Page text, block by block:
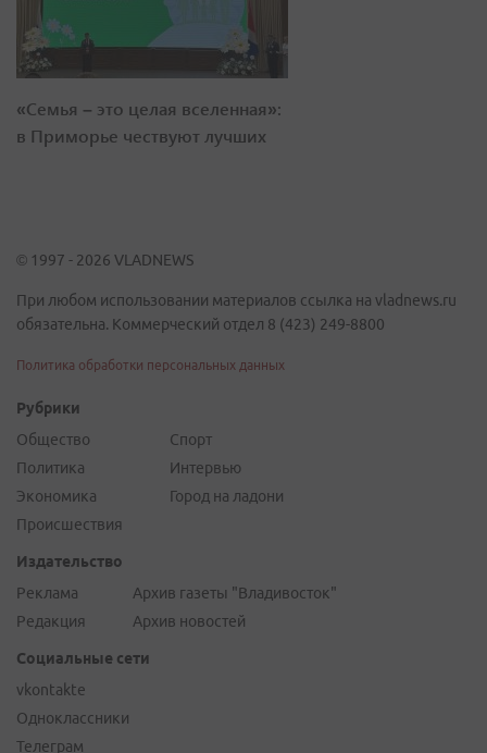
«Семья – это целая вселенная»:
в Приморье чествуют лучших
© 1997 - 2026 VLADNEWS
При любом использовании материалов ссылка на vladnews.ru
обязательна. Коммерческий отдел 8 (423) 249-8800
Политика обработки персональных данных
Рубрики
Общество
Политика
Экономика
Происшествия
Спорт
Интервью
Город на ладони
Издательство
Реклама
Редакция
Архив газеты "Владивосток"
Архив новостей
Социальные сети
vkontakte
Одноклассники
Телеграм